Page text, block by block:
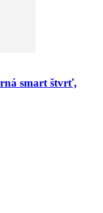
smart štvrť,